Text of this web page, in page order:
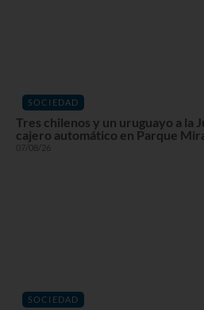
SOCIEDAD
Tres chilenos y un uruguayo a la
cajero automático en Parque
07/08/26
SOCIEDAD